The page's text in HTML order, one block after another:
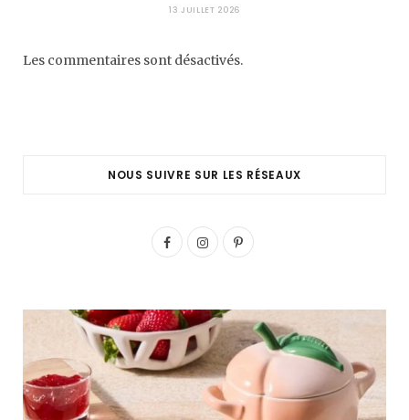
13 JUILLET 2026
Les commentaires sont désactivés.
NOUS SUIVRE SUR LES RÉSEAUX
F
e
b
I
t
a
g
P
t
r